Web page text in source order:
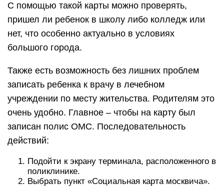
С помощью такой карты можно проверять,
пришел ли ребенок в школу либо колледж или
нет, что особенно актуально в условиях
большого города.
Также есть возможность без лишних проблем
записать ребенка к врачу в лечебном
учреждении по месту жительства. Родителям это
очень удобно. Главное – чтобы на карту был
записан полис ОМС. Последовательность
действий:
Подойти к экрану терминала, расположенного в
поликлинике.
Выбрать пункт «Социальная карта москвича».